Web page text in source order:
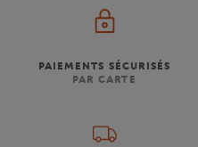
PAIEMENTS SÉCURISÉS
PAR CARTE